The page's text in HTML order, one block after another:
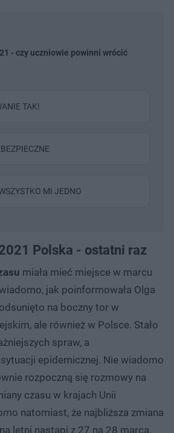
- czy uczniowie powinni wrócić
TAK!
MI JEDNO
Polska - ostatni raz
miała mieć miejsce w marcu
jak poinformowała Olga
na boczny tor w
ale również w Polsce. Stało
spraw, a
epidemicznej. Nie wiadomo
rozpoczną się rozmowy na
czasu w krajach Unii
natomiast, że najbliższa zmiana
letni nastąpi z 27 na 28 marca.